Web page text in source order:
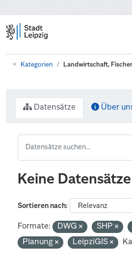
Kategorien Landwirtschaft,
Datensätze Über
Keine
Sortieren nach
Formate: DWG SHP
Planung
LeipziGIS